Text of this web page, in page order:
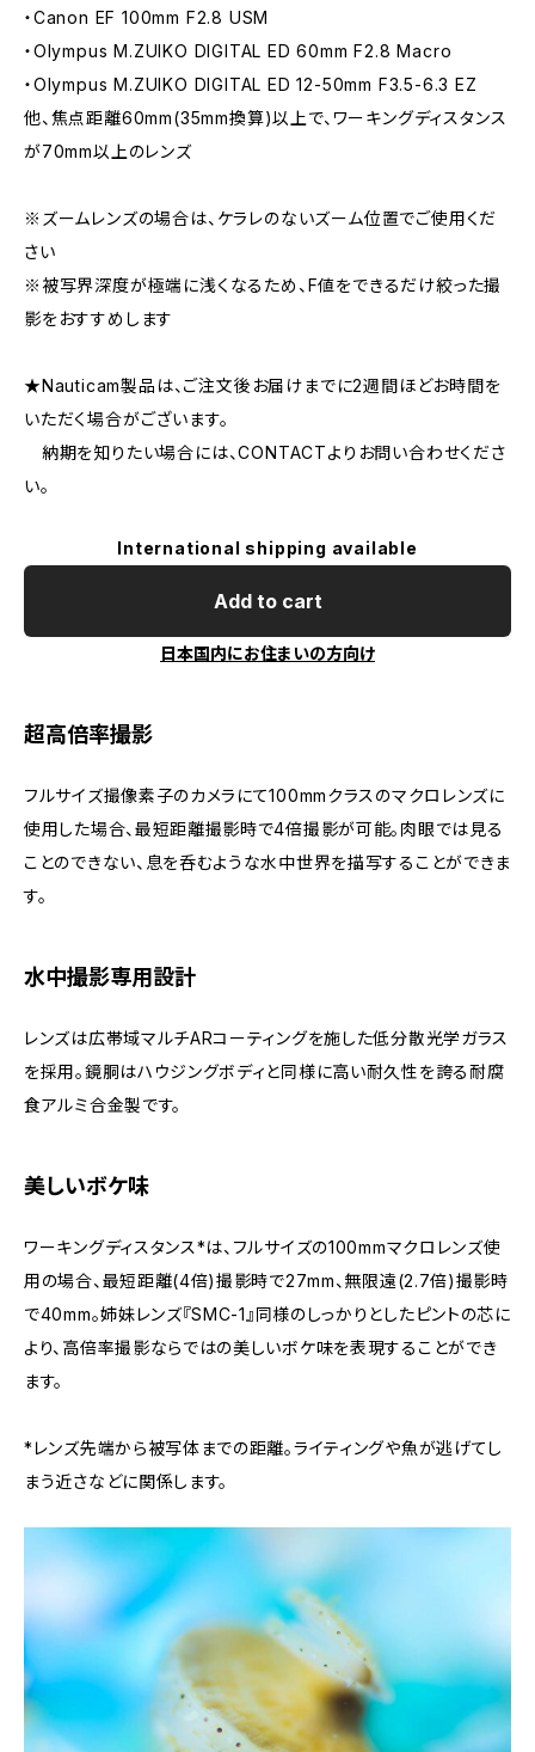
・Canon EF 100mm F2.8 USM
・Olympus M.ZUIKO DIGITAL ED 60mm F2.8 Macro
・Olympus M.ZUIKO DIGITAL ED 12-50mm F3.5-6.3 EZ
他、焦点距離60mm(35mm換算)以上で、ワーキングディスタンス
が70mm以上のレンズ
※ズームレンズの場合は、ケラレのないズーム位置でご使用くだ
さい
※被写界深度が極端に浅くなるため、F値をできるだけ絞った撮
影をおすすめします
★Nauticam製品は、ご注文後お届けまでに2週間ほどお時間を
いただく場合がございます。
納期を知りたい場合には、CONTACTよりお問い合わせくださ
い。
International shipping available
Add to cart
日本国内にお住まいの方向け
超高倍率撮影
フルサイズ撮像素子のカメラにて100mmクラスのマクロレンズに
使用した場合、最短距離撮影時で4倍撮影が可能。肉眼では見る
ことのできない、息を呑むような水中世界を描写することができま
す。
水中撮影専用設計
レンズは広帯域マルチARコーティングを施した低分散光学ガラス
を採用。鏡胴はハウジングボディと同様に高い耐久性を誇る耐腐
食アルミ合金製です。
美しいボケ味
ワーキングディスタンス*は、フルサイズの100mmマクロレンズ使
用の場合、最短距離(4倍)撮影時で27mm、無限遠(2.7倍)撮影時
で40mm。姉妹レンズ『SMC-1』同様のしっかりとしたピントの芯に
より、高倍率撮影ならではの美しいボケ味を表現することができ
ます。
*レンズ先端から被写体までの距離。ライティングや魚が逃げてし
まう近さなどに関係します。